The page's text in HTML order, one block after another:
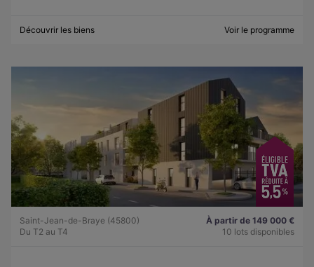
Découvrir les biens Voir le programme
Saint-Jean-de-Braye (45800)
Du T2 au T4
À partir de 149 000 €
10 lots disponibles